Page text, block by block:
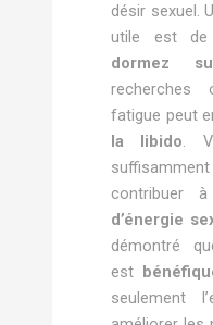
désir sexuel.
utile est de
dormez
fatigue peut
la libido.
contribuer
d’énergie
démontré
est
seulement